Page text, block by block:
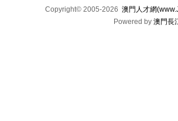
Copyright© 2005-2026 澳門人才網
Powered by 澳門長